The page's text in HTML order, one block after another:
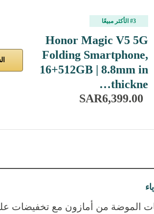
#3 الأكثر مبيعًا
Honor Magic V5 5G
Folding Smartphone,
16+512GB | 8.8mm in
thickne…
SAR6,399.00
الموضة من أمازون مع تخفيضات